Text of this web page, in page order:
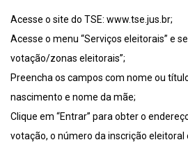
Acesse o site do TSE: www.tse.jus.br;
Acesse o menu “Serviços eleitorais” e
votação/zonas eleitorais”;
Preencha os campos com nome ou
nascimento e nome da mãe;
Clique em “Entrar” para obter o
votação, o número da inscrição eleitoral